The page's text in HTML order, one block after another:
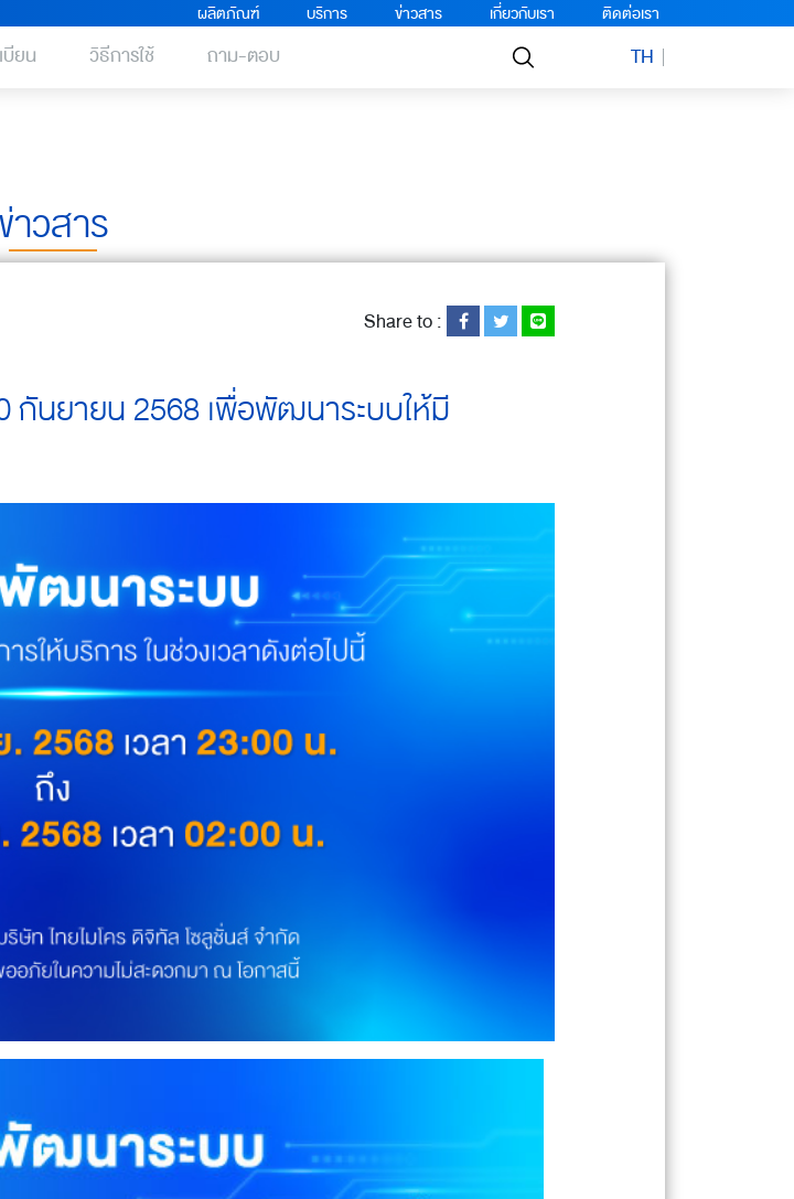
ผลิตภัณฑ์ บริการ ข่าวสาร เกี่ยวกับเรา ติดต่อเรา
บียน วิธีการใช้ ถาม-ตอบ TH
าวสาร
Share to :
กันยายน 2568 เพื่อพัฒนาระบบให้มี